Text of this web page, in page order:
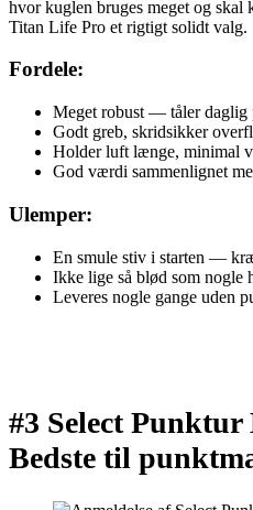
hvor kuglen bruges meget og skal
Titan Life Pro et rigtigt solidt valg.
Fordele:
Meget robust — tåler daglig
Godt greb, skridsikker
Holder luft længe, minimal
God værdi sammenlignet
Ulemper:
En smule stiv i starten —
Ikke lige så blød som nogle
Leveres nogle gange uden
#3 Select Punktur
Bedste til